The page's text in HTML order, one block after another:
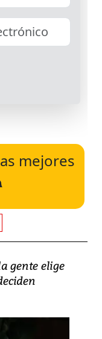
mejores
gente elige